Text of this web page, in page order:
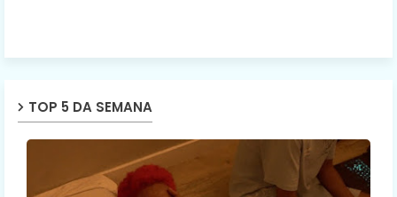
TOP 5 DA SEMANA